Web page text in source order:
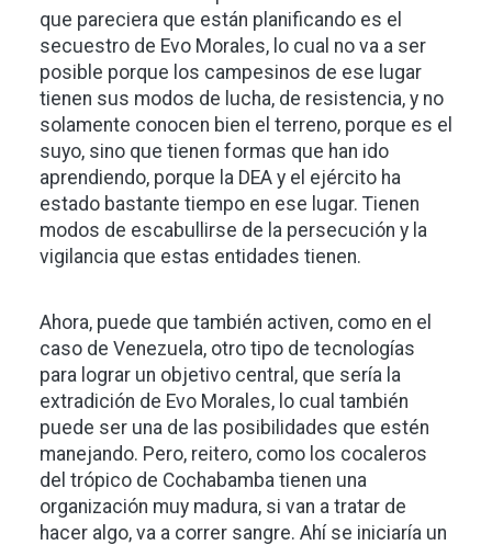
que pareciera que están planificando es el
secuestro de Evo Morales, lo cual no va a ser
posible porque los campesinos de ese lugar
tienen sus modos de lucha, de resistencia, y no
solamente conocen bien el terreno, porque es el
suyo, sino que tienen formas que han ido
aprendiendo, porque la DEA y el ejército ha
estado bastante tiempo en ese lugar. Tienen
modos de escabullirse de la persecución y la
vigilancia que estas entidades tienen.
Ahora, puede que también activen, como en el
caso de Venezuela, otro tipo de tecnologías
para lograr un objetivo central, que sería la
extradición de Evo Morales, lo cual también
puede ser una de las posibilidades que estén
manejando. Pero, reitero, como los cocaleros
del trópico de Cochabamba tienen una
organización muy madura, si van a tratar de
hacer algo, va a correr sangre. Ahí se iniciaría un